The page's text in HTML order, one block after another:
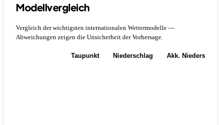
Modellvergleich
Vergleich der wichtigsten internationalen Wettermodelle —
Abweichungen zeigen die Unsicherheit der Vorhersage.
Taupunkt Niederschlag Akk.